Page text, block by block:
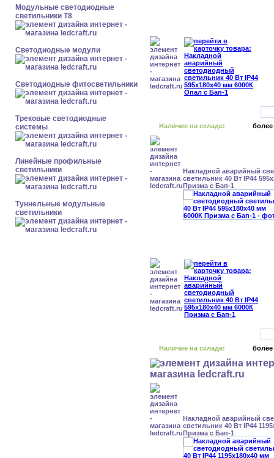
Модульные светодиодные
светильники Т8
Светодиодные модули
Светодиодные фитосветильники
Трековые светодиодные
системы
Линейные профильные
светильники
Туннельные модульные
светильники
Наличие на складе: более
Накладной аварийный
светильник 40 Вт IP44
Призма с Бап-1
Наличие на складе: более
Накладной аварийный
светильник 40 Вт IP44
Призма с Бап-1